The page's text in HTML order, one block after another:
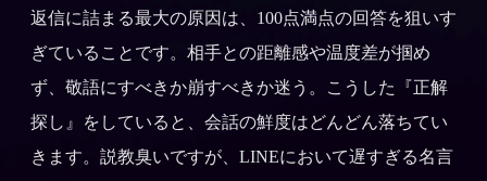
返信に詰まる最大の原因は、100点満点の回答を狙いす
ぎていることです。相手との距離感や温度差が掴め
ず、敬語にすべきか崩すべきか迷う。こうした『正解
探し』をしていると、会話の鮮度はどんどん落ちてい
きます。説教臭いですが、LINEにおいて遅すぎる名言